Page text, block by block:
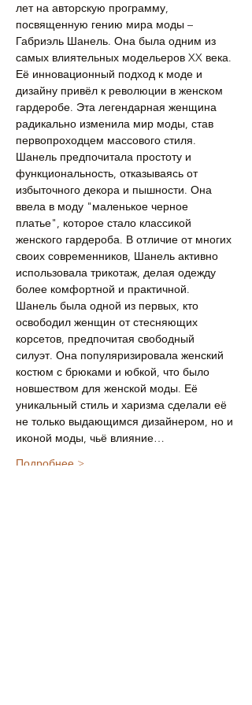
лет на авторскую программу,
посвященную гению мира моды –
Габриэль Шанель. Она была одним из
самых влиятельных модельеров XX века.
Её инновационный подход к моде и
дизайну привёл к революции в женском
гардеробе. Эта легендарная женщина
радикально изменила мир моды, став
первопроходцем массового стиля.
Шанель предпочитала простоту и
функциональность, отказываясь от
избыточного декора и пышности. Она
ввела в моду "маленькое черное
платье", которое стало классикой
женского гардероба. В отличие от многих
своих современников, Шанель активно
использовала трикотаж, делая одежду
более комфортной и практичной.
Шанель была одной из первых, кто
освободил женщин от стесняющих
корсетов, предпочитая свободный
силуэт. Она популяризировала женский
костюм с брюками и юбкой, что было
новшеством для женской моды. Её
уникальный стиль и харизма сделали её
не только выдающимся дизайнером, но и
иконой моды, чьё влияние…
Подробнее >